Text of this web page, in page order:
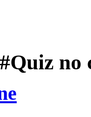
#Quiz no